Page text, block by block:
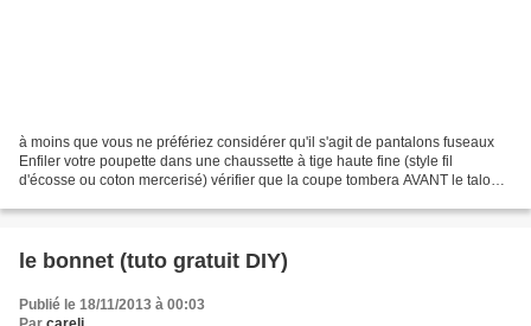
à moins que vous ne préfériez considérer qu'il s'agit de pantalons fuseaux
Enfiler votre poupette dans une chaussette à tige haute fine (style fil
d'écosse ou coton mercerisé) vérifier que la coupe tombera AVANT le talon,
le bonnet (tuto gratuit DIY)
Publié le 18/11/2013 à 00:03